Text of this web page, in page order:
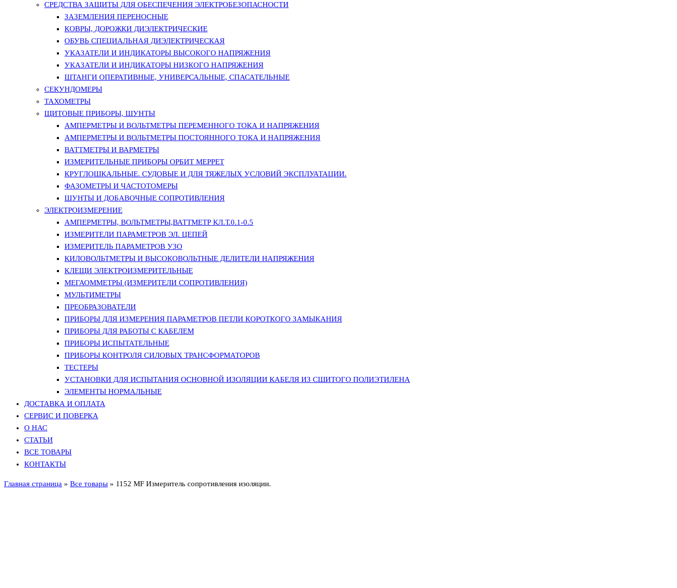
СРЕДСТВА ЗАЩИТЫ ДЛЯ ОБЕСПЕЧЕНИЯ ЭЛЕКТРОБЕЗОПАСНОСТИ
ЗАЗЕМЛЕНИЯ ПЕРЕНОСНЫЕ
КОВРЫ, ДОРОЖКИ ДИЭЛЕКТРИЧЕСКИЕ
ОБУВЬ СПЕЦИАЛЬНАЯ ДИЭЛЕКТРИЧЕСКАЯ
УКАЗАТЕЛИ И ИНДИКАТОРЫ ВЫСОКОГО НАПРЯЖЕНИЯ
УКАЗАТЕЛИ И ИНДИКАТОРЫ НИЗКОГО НАПРЯЖЕНИЯ
ШТАНГИ ОПЕРАТИВНЫЕ, УНИВЕРСАЛЬНЫЕ, СПАСАТЕЛЬНЫЕ
СЕКУНДОМЕРЫ
ТАХОМЕТРЫ
ЩИТОВЫЕ ПРИБОРЫ, ШУНТЫ
АМПЕРМЕТРЫ И ВОЛЬТМЕТРЫ ПЕРЕМЕННОГО ТОКА И НАПРЯЖЕНИЯ
АМПЕРМЕТРЫ И ВОЛЬТМЕТРЫ ПОСТОЯННОГО ТОКА И НАПРЯЖЕНИЯ
ВАТТМЕТРЫ И ВАРМЕТРЫ
ИЗМЕРИТЕЛЬНЫЕ ПРИБОРЫ ОРБИТ МЕРРЕТ
КРУГЛОШКАЛЬНЫЕ. СУДОВЫЕ И ДЛЯ ТЯЖЕЛЫХ УСЛОВИЙ ЭКСПЛУАТАЦИИ.
ФАЗОМЕТРЫ И ЧАСТОТОМЕРЫ
ШУНТЫ И ДОБАВОЧНЫЕ СОПРОТИВЛЕНИЯ
ЭЛЕКТРОИЗМЕРЕНИЕ
АМПЕРМЕТРЫ, ВОЛЬТМЕТРЫ,ВАТТМЕТР КЛ.Т.0.1-0.5
ИЗМЕРИТЕЛИ ПАРАМЕТРОВ ЭЛ. ЦЕПЕЙ
ИЗМЕРИТЕЛЬ ПАРАМЕТРОВ УЗО
КИЛОВОЛЬТМЕТРЫ И ВЫСОКОВОЛЬТНЫЕ ДЕЛИТЕЛИ НАПРЯЖЕНИЯ
КЛЕЩИ ЭЛЕКТРОИЗМЕРИТЕЛЬНЫЕ
МЕГАОММЕТРЫ (ИЗМЕРИТЕЛИ СОПРОТИВЛЕНИЯ)
МУЛЬТИМЕТРЫ
ПРЕОБРАЗОВАТЕЛИ
ПРИБОРЫ ДЛЯ ИЗМЕРЕНИЯ ПАРАМЕТРОВ ПЕТЛИ КОРОТКОГО ЗАМЫКАНИЯ
ПРИБОРЫ ДЛЯ РАБОТЫ С КАБЕЛЕМ
ПРИБОРЫ ИСПЫТАТЕЛЬНЫЕ
ПРИБОРЫ КОНТРОЛЯ СИЛОВЫХ ТРАНСФОРМАТОРОВ
ТЕСТЕРЫ
УСТАНОВКИ ДЛЯ ИСПЫТАНИЯ ОСНОВНОЙ ИЗОЛЯЦИИ КАБЕЛЯ ИЗ СШИТОГО ПОЛИЭТИЛЕНА
ЭЛЕМЕНТЫ НОРМАЛЬНЫЕ
ДОСТАВКА И ОПЛАТА
СЕРВИС И ПОВЕРКА
О НАС
СТАТЬИ
ВСЕ ТОВАРЫ
КОНТАКТЫ
Главная страница » Все товары » 1152 MF Измеритель сопротивления изоляции.